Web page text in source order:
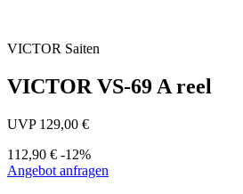
VICTOR Saiten
VICTOR VS-69 A reel
UVP 129,00 €
112,90 € -12%
Angebot anfragen